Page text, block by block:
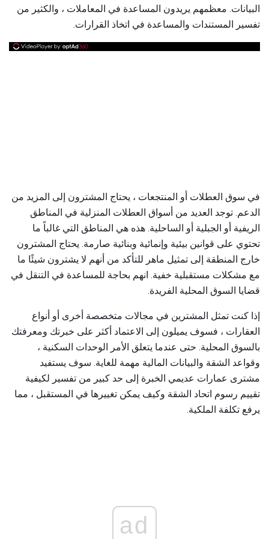
البيانات. معظمهم يريدون المساعدة في المعاملات ، والكثير من
تفسير المستندات والمساعدة في اتخاذ القرارات.
في سوق العطلات أو المنتجعات ، يحتاج المشترون إلى المزيد من
الدعم. توجد العديد من أسواق العطلات المنزلية في المناطق
الريفية أو الجبلية أو الساحلية. هذه هي المناطق التي غالباً ما
تحتوي على قوانين بيئية وإنمائية وبنائية صارمة. يحتاج المشترون
خارج المنطقة إلى تمثيل ماهر للتأكد من أنهم لا يشترون شيئًا ما
مع مشكلات مستقبلية خفية. انهم بحاجة للمساعدة في التنقل في
قضايا السوق المحلية الفريدة.
إذا كنت تمثل المشترين في مجالات متخصصة أخرى أو أنواع
العقارات ، فسوف يميلون إلى الاعتماد أكثر على خبرتك ومعرفتك
بالسوق المحلية. حتى عندما يتعلق الأمر الوحدات السكنية ،
وقواعد الشقة والبيانات المالية مهمة للغاية. سوف يستفيد
مشترى عمارات عديمي الخبرة إلى حد كبير من تفسير لكيفية
تقييم رسوم اتحاد الشقة وكيف يمكن تغييرها في المستقبل ، مما
يرفع تكلفة الملكية.
ad